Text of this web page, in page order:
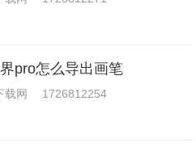
pro怎么导出画笔
载网 1726812254